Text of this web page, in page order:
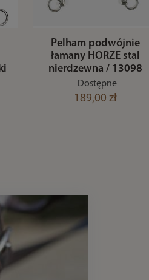
Pelham podwójnie
łamany HORZE stal
nierdzewna / 13098
Dostępne
189,00 zł